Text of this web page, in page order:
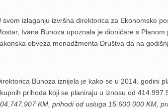
svom izlaganju izvršna direktorica za Ekonomske
Ivana Bunoza upoznala je dioničare s
obveza menadžmenta Društva da na
Bunoza iznijela je kako se u 2014. godini
prihoda koji se planiraju u iznosu od
KM, prihodi od usluga 15.600.000 KM,